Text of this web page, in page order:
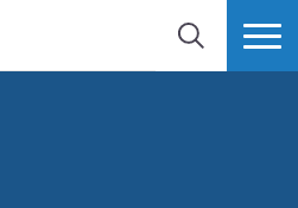
BÚSQUEDA MÁS